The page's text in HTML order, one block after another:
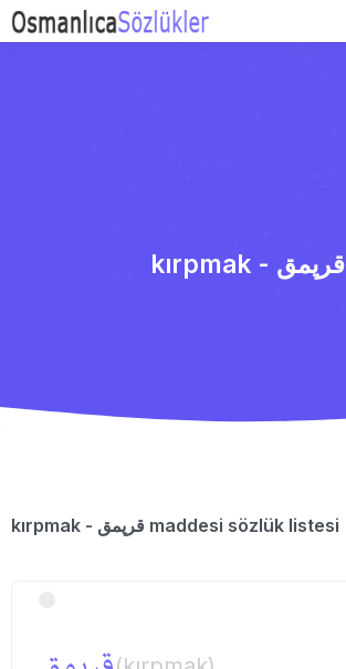
kırpmak - قرپمق
kırpmak - قرپمق maddesi sözlük listesi